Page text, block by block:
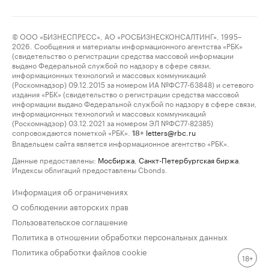
© ООО «БИЗНЕСПРЕСС», АО «РОСБИЗНЕСКОНСАЛТИНГ», 1995–
2026. Сообщения и материалы информационного агентства «РБК»
(свидетельство о регистрации средства массовой информации
выдано Федеральной службой по надзору в сфере связи,
информационных технологий и массовых коммуникаций
(Роскомнадзор) 09.12.2015 за номером ИА №ФС77-63848) и сетевого
издания «РБК» (свидетельство о регистрации средства массовой
информации выдано Федеральной службой по надзору в сфере связи,
информационных технологий и массовых коммуникаций
(Роскомнадзор) 03.12.2021 за номером ЭЛ №ФС77-82385)
сопровождаются пометкой «РБК».
18+ letters@rbc.ru
Владельцем сайта является информационное агентство «РБК».
Данные предоставлены: Мосбиржа Санкт-Петербургская биржа
Индексы облигаций предоставлены Cbonds.
Информация об ограничениях
О соблюдении авторских прав
Пользовательское соглашение
Политика в отношении обработки персональных данных
Политика обработки файлов cookie
18+